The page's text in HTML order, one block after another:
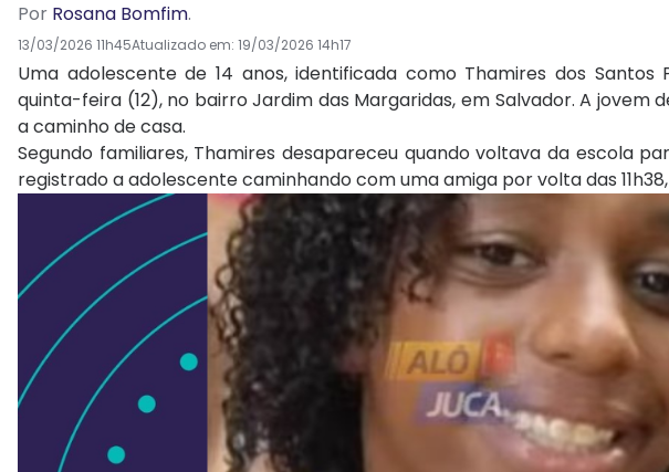
Por Rosana Bomfim.
13/03/2026 11h45Atualizado em: 19/03/2026 14h17
Uma adolescente de 14 anos, identificada como Thamires dos
quinta-feira (12), no bairro Jardim das Margaridas, em Salvador. A
a caminho de casa.
Segundo familiares, Thamires desapareceu quando voltava da escola
registrado a adolescente caminhando com uma amiga por volta das